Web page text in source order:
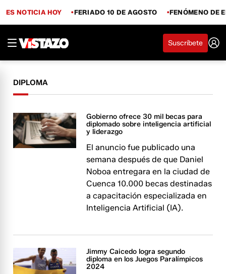
ES NOTICIA HOY FERIADO 10 DE AGOSTO FENÓMENO DE
Suscríbete
DIPLOMA
Gobierno ofrece 30 mil becas para
diplomado sobre inteligencia artificial
y liderazgo
El anuncio fue publicado una
semana después de que Daniel
Noboa entregara en la ciudad de
Cuenca 10.000 becas destinadas
a capacitación especializada en
Inteligencia Artificial (IA).
Jimmy Caicedo logra segundo
diploma en los Juegos Paralímpicos
2024